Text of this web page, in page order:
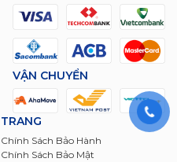
VẬN CHUYỂN
TRANG
Chính Sách Bảo Hành
Chính Sách Bảo Mật